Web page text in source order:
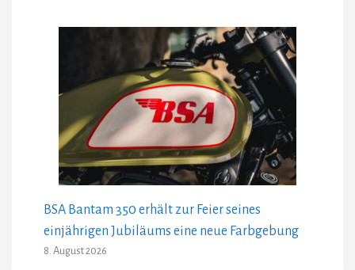
BSA Bantam 350 erhält zur Feier seines
einjährigen Jubiläums eine neue Farbgebung
8. August 2026